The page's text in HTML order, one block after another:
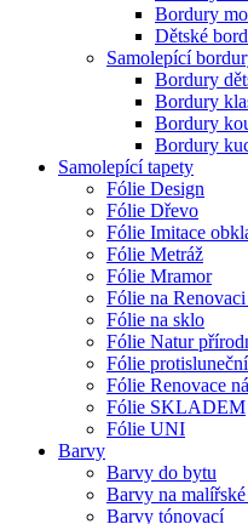
Bordury
Dětské
Samolepící
Bordury
Bordury
Bordury
Bordury
Samolepící tapety
Fólie Design
Fólie Dřevo
Fólie Imitace
Fólie Metráž
Fólie Mramor
Fólie na
Fólie na sklo
Fólie Natur
Fólie
Fólie Renovace
Fólie SKLADEM
Fólie UNI
Barvy
Barvy do bytu
Barvy na
Barvy tónovací